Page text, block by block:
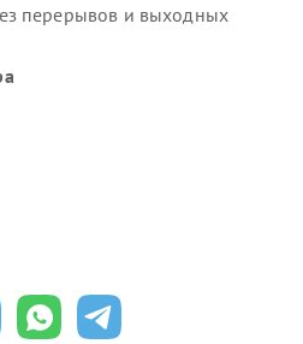
перерывов и выходных